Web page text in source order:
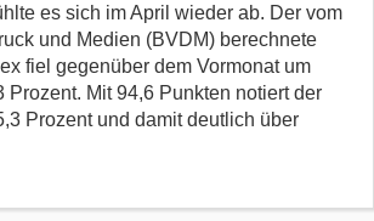
es sich im April wieder ab. Der vom
und Medien (BVDM) berechnete
fiel gegenüber dem Vormonat um
Prozent. Mit 94,6 Punkten notiert der
Prozent und damit deutlich über